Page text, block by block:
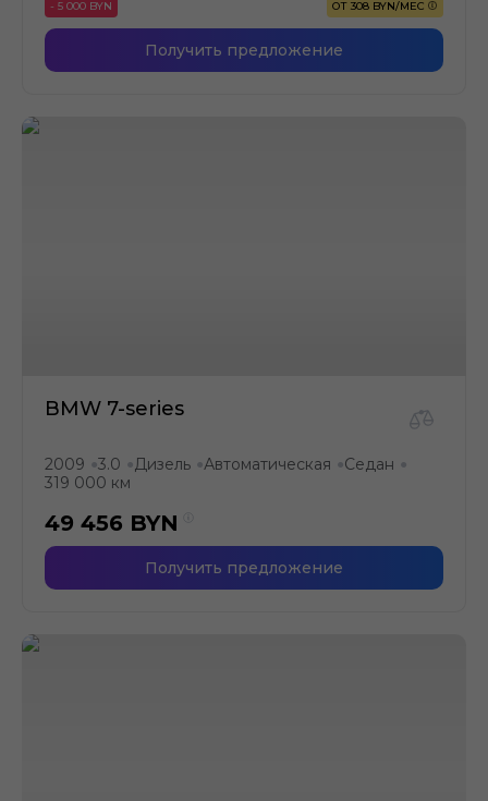
- 5 000 BYN ОТ 308 BYN/МЕС
Получить предложение
BMW 7-series
2009 ●3.0 ●Дизель ●Автоматическая ●Седан ●
319 000 км
49 456 BYN
Получить предложение